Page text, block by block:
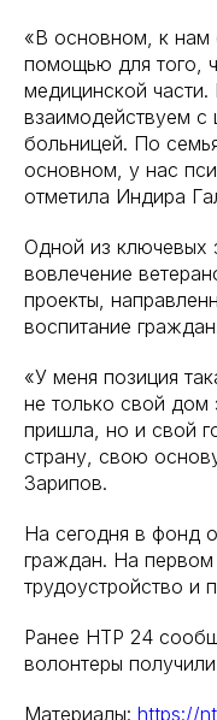
«В основном, к нам
помощью для того,
медицинской
взаимодействуем с
больницей. По
основном, у нас
отметила Индира
Одной из ключевых
вовлечение
проекты,
воспитание
«У меня позиция
не только свой дом
пришла, но и свой
страну, свою
Зарипов.
На сегодня в фонд
граждан. На первом
трудоустройство и
Ранее НТР 24
волонтеры
Материалы: https://